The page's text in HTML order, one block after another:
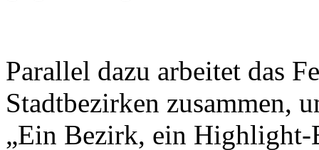
Parallel dazu arbeitet das
Stadtbezirken zusammen,
„Ein Bezirk, ein Highlight-